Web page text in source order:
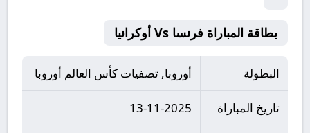
بطاقة المباراة فرنسا Vs أوكرانيا
البطولة أوروبا, تصفيات كأس العالم أوروبا
تاريخ المباراة 13-11-2025